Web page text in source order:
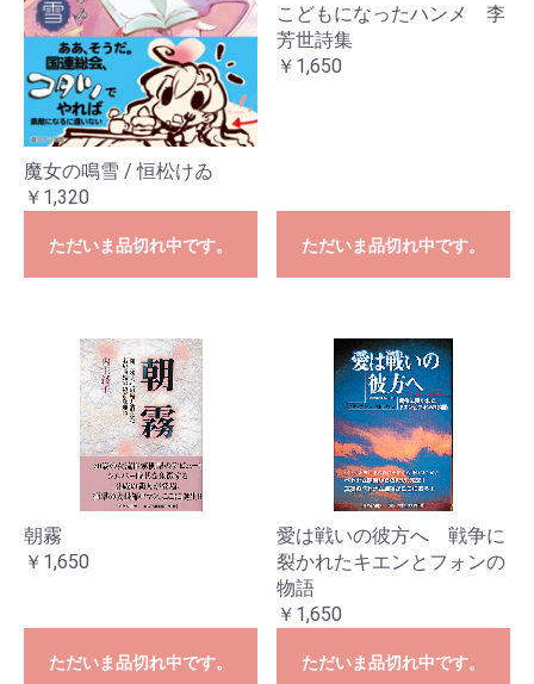
魔女の鳴雪 / 恒松けゐ
￥1,320
ただいま品切れ中です。
こどもになったハンメ 李
芳世詩集
￥1,650
ただいま品切れ中です。
朝霧
￥1,650
ただいま品切れ中です。
愛は戦いの彼方へ 戦争に
裂かれたキエンとフォンの
物語
￥1,650
ただいま品切れ中です。